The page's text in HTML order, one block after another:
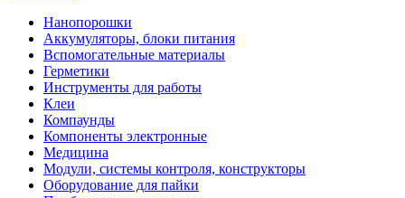
Нанопорошки
Аккумуляторы, блоки питания
Вспомогательные материалы
Герметики
Инструменты для работы
Клеи
Компаунды
Компоненты электронные
Медицина
Модули, системы контроля, конструкторы
Оборудование для пайки